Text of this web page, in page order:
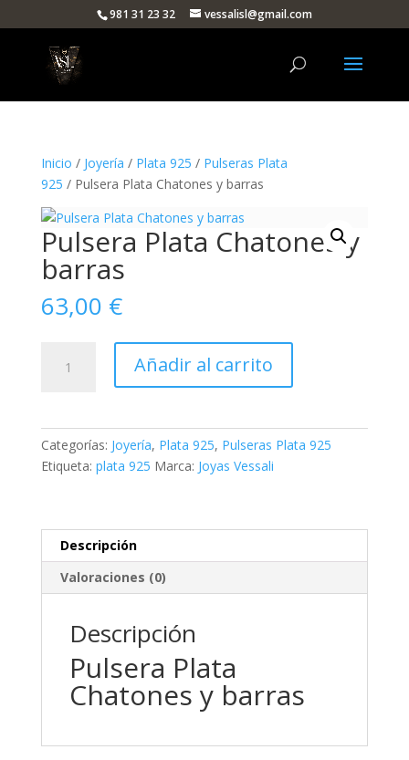
981 31 23 32 vessalisl@gmail.com
Inicio / Joyería / Plata 925 / Pulseras Plata
925 / Pulsera Plata Chatones y barras
Pulsera Plata Chatones y
barras
63,00 €
Plata
cantidad
Añadir al carrito
Categorías: Joyería, Plata 925, Pulseras Plata 925
Etiqueta: plata 925 Marca: Joyas Vessali
Descripción
Valoraciones (0)
Descripción
Pulsera Plata
Chatones y barras